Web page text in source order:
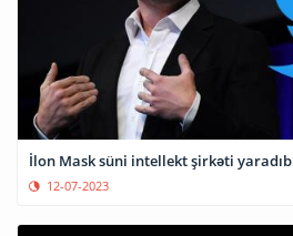
İlon Mask süni intellekt şirkəti yaradıb
12-07-2023